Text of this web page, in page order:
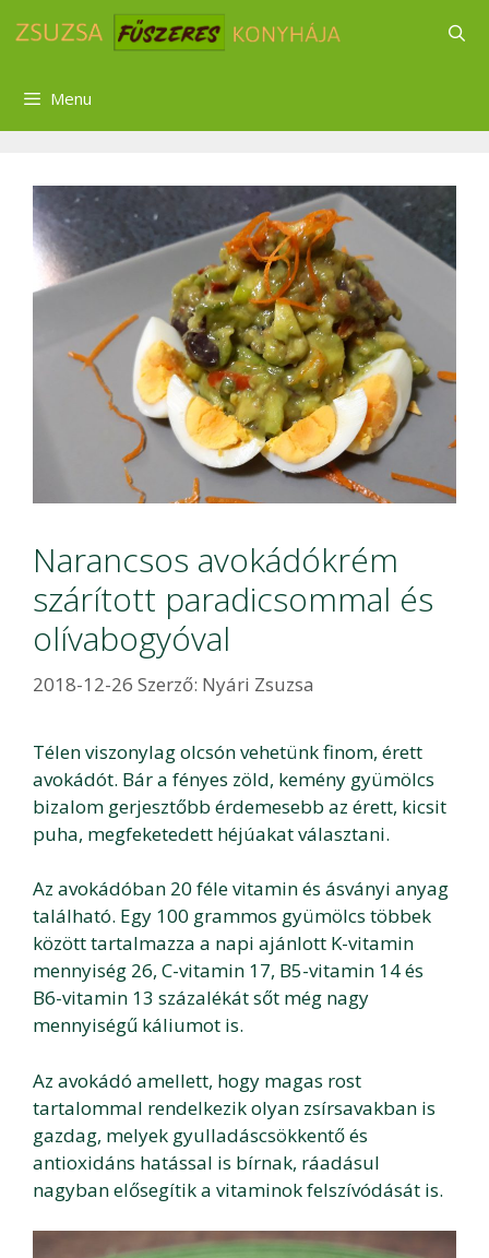
Menu
Narancsos avokádókrém
szárított paradicsommal és
olívabogyóval
2018-12-26 Szerző: Nyári Zsuzsa
Télen viszonylag olcsón vehetünk finom, érett
avokádót. Bár a fényes zöld, kemény gyümölcs
bizalom gerjesztőbb érdemesebb az érett, kicsit
puha, megfeketedett héjúakat választani.
Az avokádóban 20 féle vitamin és ásványi anyag
található. Egy 100 grammos gyümölcs többek
között tartalmazza a napi ajánlott K-vitamin
mennyiség 26, C-vitamin 17, B5-vitamin 14 és
B6-vitamin 13 százalékát sőt még nagy
mennyiségű káliumot is.
Az avokádó amellett, hogy magas rost
tartalommal rendelkezik olyan zsírsavakban is
gazdag, melyek gyulladáscsökkentő és
antioxidáns hatással is bírnak, ráadásul
nagyban elősegítik a vitaminok felszívódását is.